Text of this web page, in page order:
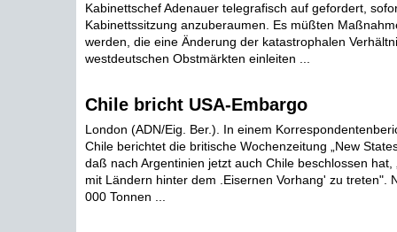
Kabinettschef Adenauer telegrafisch auf gefordert,
Kabinettssitzung anzuberaumen. Es müßten
werden, die eine Änderung der katastrophalen
westdeutschen Obstmärkten einleiten ...
Chile bricht USA-Embargo
London (ADN/Eig. Ber.). In einem
Chile berichtet die britische Wochenzeitung „New
daß nach Argentinien jetzt auch Chile beschlossen hat,
mit Ländern hinter dem .Eisernen Vorhang' zu treten".
000 Tonnen ...